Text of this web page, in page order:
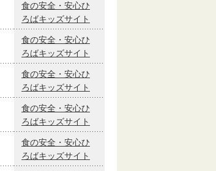
食の安全・安心ひ
ろばキッズサイト
食の安全・安心ひ
ろばキッズサイト
食の安全・安心ひ
ろばキッズサイト
食の安全・安心ひ
ろばキッズサイト
食の安全・安心ひ
ろばキッズサイト